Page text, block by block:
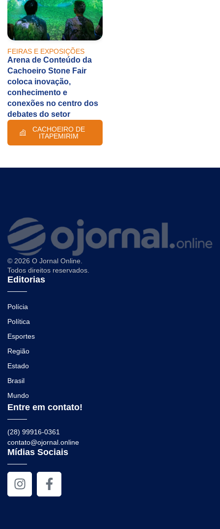
FEIRAS E EXPOSIÇÕES
Arena de Conteúdo da
Cachoeiro Stone Fair
coloca inovação,
conhecimento e
conexões no centro dos
debates do setor
CACHOEIRO DE
ITAPEMIRIM
© 2026 O Jornal Online.
Todos direitos reservados.
Editorias
Polícia
Política
Esportes
Região
Estado
Brasil
Mundo
Entre em contato!
(28) 99916-0361
contato@ojornal.online
Mídias Sociais